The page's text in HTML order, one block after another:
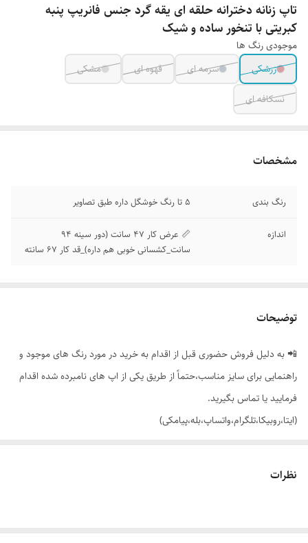
تاپ زنانه دخترانه حلقه ای یقه گرد جنس فانریپ پنبه
کبریتی با تنخور ساده و شیک
موجودی رنگ ها
زرشکی
سرمه ای قهوه ای
مشکی
نسکافه ای
مشخصات
رنگ بندی 5 تا رنگ خوشگل داره طبق تصاویر
اندازه
📏 عرض کار 47 سانت (دور سینه 94
سانت_کشسانی خوبی هم داره)_قد کار 67 سانته
توضیحات
📲 به دلیل فروش حضوری قبل از اقدام به خرید در مورد رنگ های موجود و
راهنمایی برای سایز مناسب،حتماً از طریق یکی از اپ های نامبرده شده اقدام
فرمایید یا تماس بگیرید.
(ایتا،روبیکا،تلگرام،واتساپ،بله،پیامکی)
نظرات